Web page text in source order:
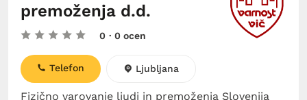
premoženja d.d.
0 · 0 ocen
Fizično varovanje ljudi in premoženja Slovenija
Telefon Ljubljana